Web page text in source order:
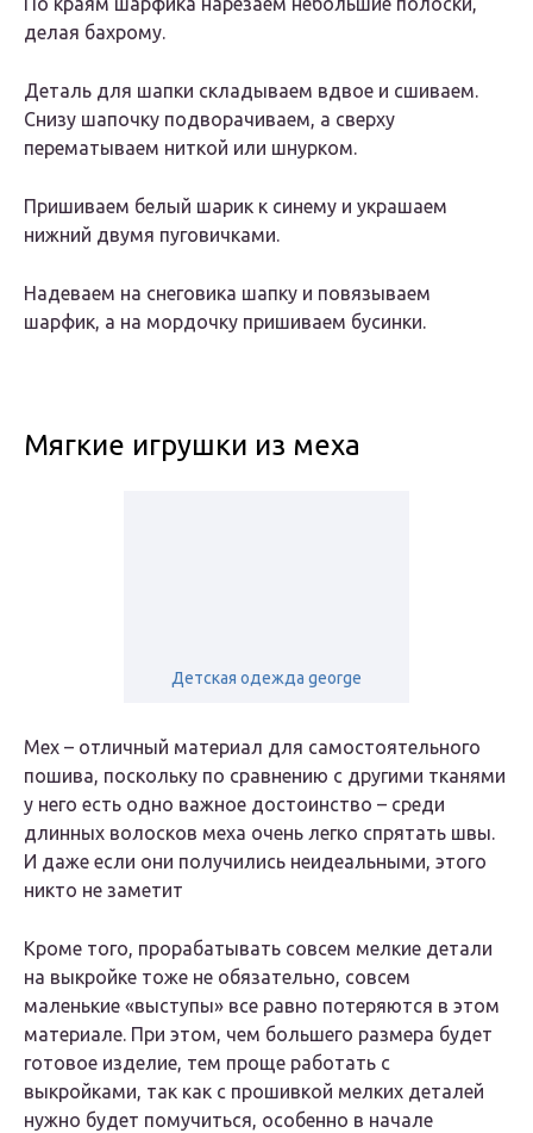
делая бахрому.
Деталь для шапки складываем вдвое и сшиваем.
Снизу шапочку подворачиваем, а сверху
перематываем ниткой или шнурком.
Пришиваем белый шарик к синему и украшаем
нижний двумя пуговичками.
Надеваем на снеговика шапку и повязываем
шарфик, а на мордочку пришиваем бусинки.
Мягкие игрушки из меха
Детская одежда george
Мех – отличный материал для самостоятельного
пошива, поскольку по сравнению с другими тканями
у него есть одно важное достоинство – среди
длинных волосков меха очень легко спрятать швы.
И даже если они получились неидеальными, этого
никто не заметит
Кроме того, прорабатывать совсем мелкие детали
на выкройке тоже не обязательно, совсем
маленькие «выступы» все равно потеряются в этом
материале. При этом, чем большего размера будет
готовое изделие, тем проще работать с
выкройками, так как с прошивкой мелких деталей
нужно будет помучиться, особенно в начале